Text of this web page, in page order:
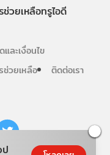
ช่วยเหลือทรูไอดี
ละเงื่อนไข
ช่วยเหลือ ติดต่อเรา